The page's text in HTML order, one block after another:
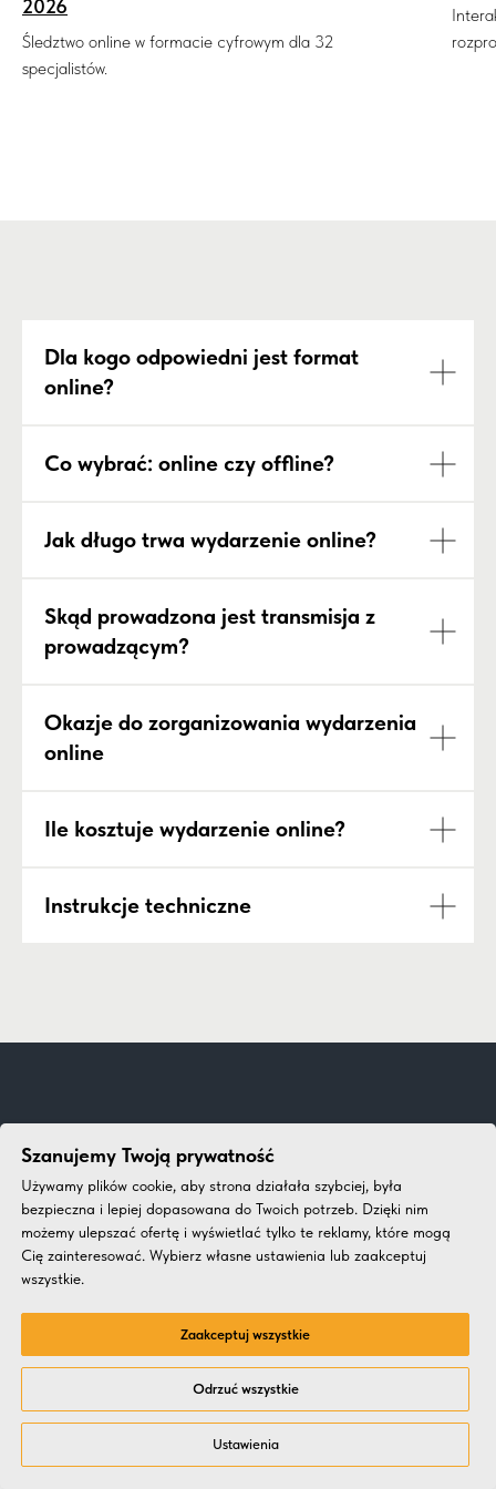
Integracje Koncepcje BTL Biznesowe Online
Szanujemy Twoją prywatność
Używamy plików cookie, aby strona działała szybciej, była
bezpieczna i lepiej dopasowana do Twoich potrzeb. Dzięki nim
możemy ulepszać ofertę i wyświetlać tylko te reklamy, które mogą
Cię zainteresować. Wybierz własne ustawienia lub zaakceptuj
wszystkie.
Zaakceptuj wszystkie
Odrzuć wszystkie
Ustawienia
2026
Śledztwo online w formacie cyfrowym dla 32
specjalistów.
Dla kogo odpowiedni jest format
online?
Co wybrać: online czy offline?
Jak długo trwa wydarzenie online?
Skąd prowadzona jest transmisja z
prowadzącym?
Okazje do zorganizowania wydarzenia
online
Ile kosztuje wydarzenie online?
Instrukcje techniczne
życzenia, zaproponujemy koncepcje
i dokonamy wyceny!
OMÓW EVENT